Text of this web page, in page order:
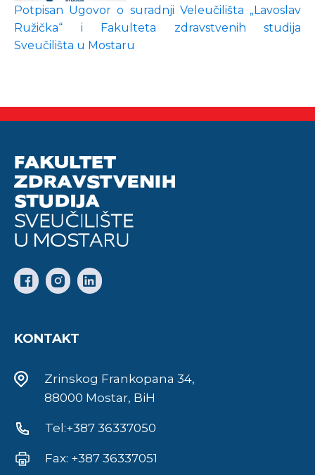
Potpisan Ugovor o suradnji Veleučilišta „Lavoslav
Ružička“ i Fakulteta zdravstvenih studija
Sveučilišta u Mostaru
KONTAKT
Zrinskog Frankopana 34,
88000 Mostar, BiH
Tel:+387 36337050
Fax: +387 36337051